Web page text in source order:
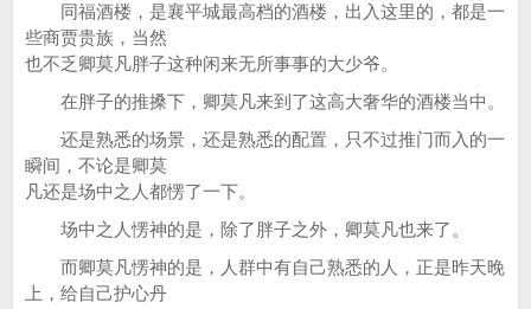
同福酒楼，是襄平城最高档的酒楼，出入这里的，都是一
些商贾贵族，当然
也不乏卿莫凡胖子这种闲来无所事事的大少爷。
在胖子的推搡下，卿莫凡来到了这高大奢华的酒楼当中。
还是熟悉的场景，还是熟悉的配置，只不过推门而入的一
瞬间，不论是卿莫
凡还是场中之人都愣了一下。
场中之人愣神的是，除了胖子之外，卿莫凡也来了。
而卿莫凡愣神的是，人群中有自己熟悉的人，正是昨天晚
上，给自己护心丹